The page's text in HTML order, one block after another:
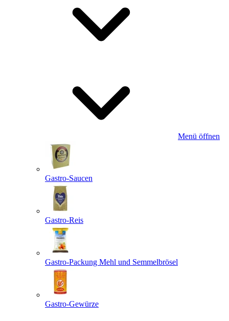
Menü öffnen
Gastro-Saucen
Gastro-Reis
Gastro-Packung Mehl und Semmelbrösel
Gastro-Gewürze